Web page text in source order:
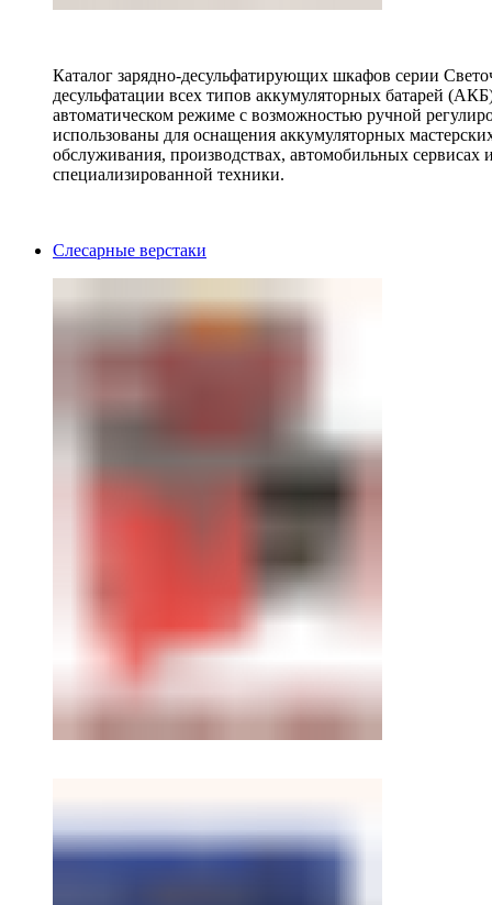
Каталог зарядно-десульфатирующих шкафов серии
десульфатации всех типов аккумуляторных батарей
автоматическом режиме с возможностью ручной
использованы для оснащения аккумуляторных
обслуживания, производствах, автомобильных
специализированной техники.
Слесарные верстаки